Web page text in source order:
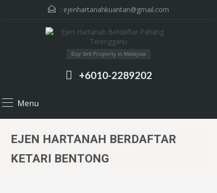
: ejenhartanahkuantan@gmail.com
Buy Sell Property in Malaysia
+6010-2289202
Menu
EJEN HARTANAH BERDAFTAR
KETARI BENTONG